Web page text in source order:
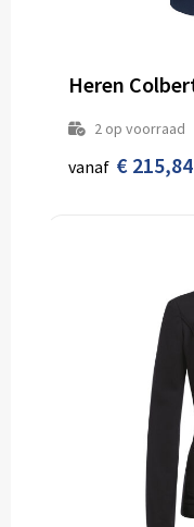
2op voorraad
vanaf € 215,84